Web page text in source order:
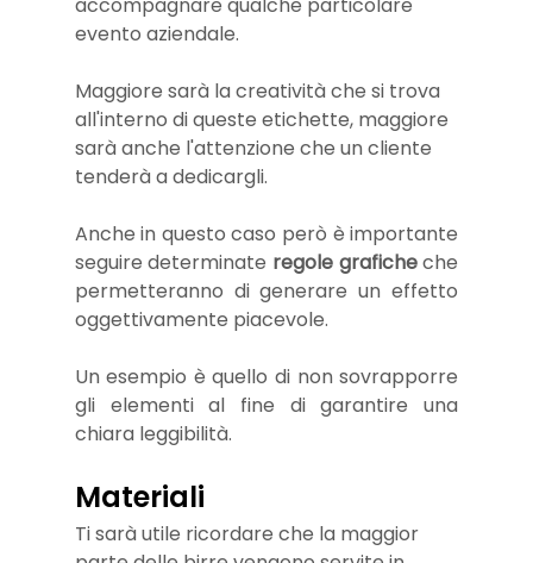
evento aziendale.
Maggiore sarà la creatività che si trova
all'interno di queste etichette, maggiore
sarà anche l'attenzione che un cliente
tenderà a dedicargli.
Anche in questo caso però è importante
seguire determinate regole grafiche che
permetteranno di generare un effetto
oggettivamente piacevole.
Un esempio è quello di non sovrapporre
gli elementi al fine di garantire una
chiara leggibilità.
Materiali
Ti sarà utile ricordare che la maggior